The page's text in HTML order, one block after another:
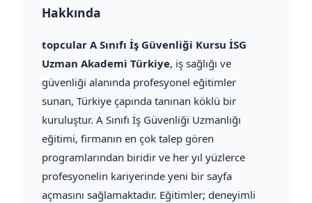
Hakkında
topcular A Sınıfı İş Güvenliği Kursu İSG
Uzman Akademi Türkiye, iş sağlığı ve
güvenliği alanında profesyonel eğitimler
sunan, Türkiye çapında tanınan köklü bir
kuruluştur. A Sınıfı İş Güvenliği Uzmanlığı
eğitimi, firmanın en çok talep gören
programlarından biridir ve her yıl yüzlerce
profesyonelin kariyerinde yeni bir sayfa
açmasını sağlamaktadır. Eğitimler; deneyimli